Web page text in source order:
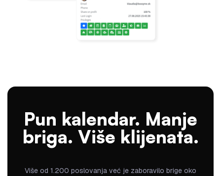
Pun kalendar. Manje
briga. Više klijenata.
Više od 1.200 poslovanja već je zaboravilo brige oko